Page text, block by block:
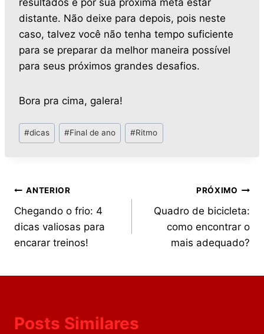
resultados e por sua próxima meta estar
distante. Não deixe para depois, pois neste
caso, talvez você não tenha tempo suficiente
para se preparar da melhor maneira possível
para seus próximos grandes desafios.
Bora pra cima, galera!
#dicas #Final de ano #Ritmo
ANTERIOR
Chegando o frio: 4
dicas valiosas para
encarar treinos!
PRÓXIMO
Quadro de bicicleta:
como encontrar o
mais adequado?
Posts Similares